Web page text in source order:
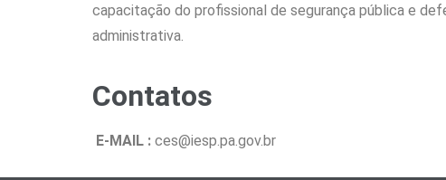
capacitação do profissional de segurança pública e
administrativa.
Contatos
E-MAIL : ces@iesp.pa.gov.br